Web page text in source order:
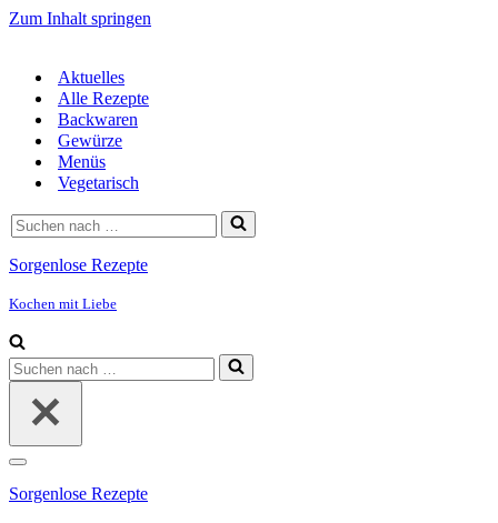
Zum Inhalt springen
Aktuelles
Alle Rezepte
Backwaren
Gewürze
Menüs
Vegetarisch
Suchen
nach …
Sorgenlose Rezepte
Kochen mit Liebe
Suchen
nach …
Navigationsmenü
Sorgenlose Rezepte